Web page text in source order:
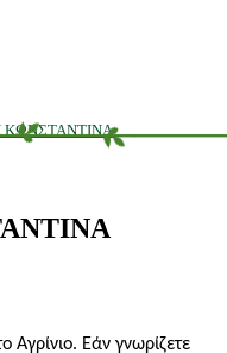
Αγρίνιο. Εάν γνωρίζετε